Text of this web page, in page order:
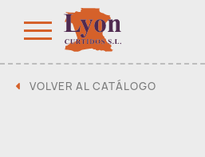
VOLVER AL CATÁLOGO